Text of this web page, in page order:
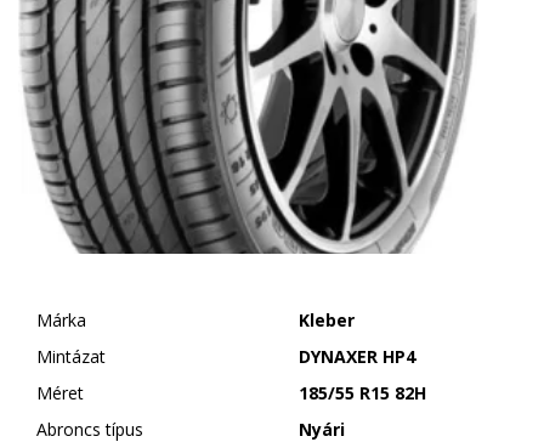
Márka
Kleber
Mintázat
DYNAXER HP4
Méret
185/55 R15 82H
Abroncs típus
Nyári